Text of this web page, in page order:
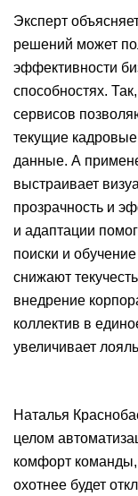
Эксперт
решений может
эффективности
способностях.
сервисов
текущие
данные. А
выстраивает
прозрачность и
и адаптации
поиски и
снижают
внедрение
коллектив в
увеличивает
Наталья
целом
комфорт
охотнее будет